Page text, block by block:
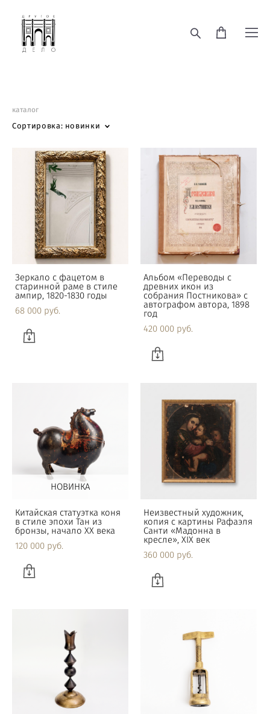
каталог
Сортировка: новинки
Зеркало с фацетом в
старинной раме в стиле
ампир, 1820-1830 годы
68 000 pуб.
Альбом «Переводы с
древних икон из
собрания Постникова» с
автографом автора, 1898
год
420 000 pуб.
НОВИНКА
Китайская статуэтка коня
в стиле эпохи Тан из
бронзы, начало XX века
120 000 pуб.
Неизвестный художник,
копия с картины Рафаэля
Санти «Мадонна в
кресле», XIX век
360 000 pуб.